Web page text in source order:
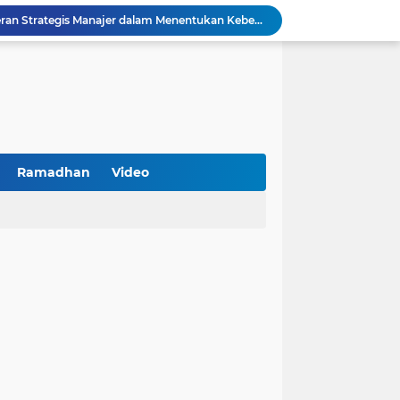
Kemenkop Tekankan Peran Strategis Manajer dalam Menentukan Keberhasilan KDKMP
Pengemudi Ditangkap
Baru Industri Jasa Keuangan
Ramadhan Video